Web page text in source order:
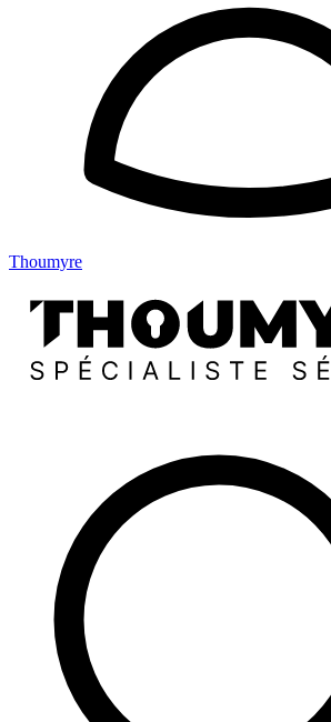
Thoumyre